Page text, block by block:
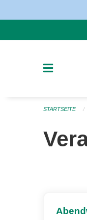
STARTSEITE